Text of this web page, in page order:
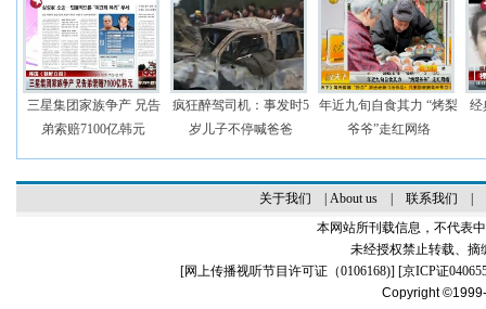
三星集团家族争产 兄告
弟索赔7100亿韩元
疯狂醉驾司机：事发时5
岁儿子不停喊爸爸
年近九旬自食其力 “烤梨
爷爷”走红网络
经
关于我们 About us| 联系我们
本网站所刊载信息，不代表
未经授权禁止转载、摘
[网上传播视听节目许可证（0106168)] [京ICP证
Copyright